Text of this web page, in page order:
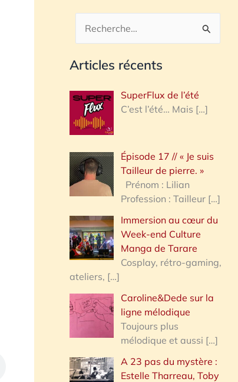
c
h
r
h
e
:
Articles récents
SuperFlux de l’été
C’est l’été… Mais […]
Épisode 17 // « Je suis
Tailleur de pierre. »
Prénom : Lilian
Profession : Tailleur […]
Immersion au cœur du
Week-end Culture
Manga de Tarare
Cosplay, rétro-gaming,
ateliers, […]
Caroline&Dede sur la
ligne mélodique
Toujours plus
mélodique et aussi […]
A 23 pas du mystère :
Estelle Tharreau, Toby